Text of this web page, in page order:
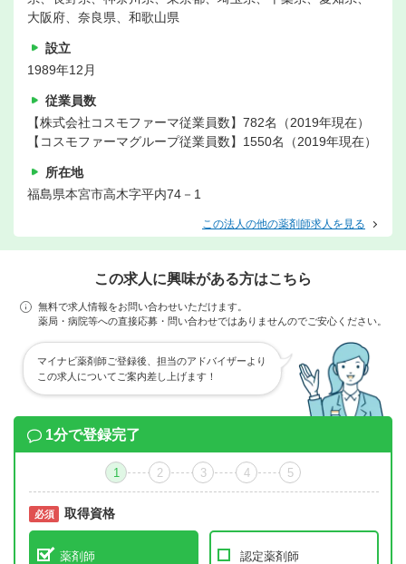
大阪府、奈良県、和歌山県
設立
1989年12月
従業員数
【株式会社コスモファーマ従業員数】782名（2019年現在）
【コスモファーマグループ従業員数】1550名（2019年現在）
所在地
福島県本宮市高木字平内74－1
この法人の他の薬剤師求人を見る
この求人に興味がある方はこちら
無料で求人情報をお問い合わせいただけます。
薬局・病院等への直接応募・問い合わせではありませんのでご安心ください。
マイナビ薬剤師ご登録後、担当のアドバイザーより
この求人についてご案内差し上げます！
1分で登録完了
1 2 3 4 5
必須 取得資格
薬剤師 認定薬剤師